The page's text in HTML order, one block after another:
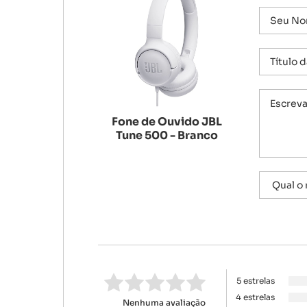
Fone de Ouvido JBL
Tune 500 - Branco
Nenhuma avaliação
5 estrelas
4 estrelas